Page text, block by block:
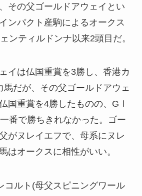
その父ゴールドアウェイとい
ンパクト産駒によるオークス
ンティルドンナ以来2頭目だ。
イは仏国重賞を3勝し、香港カ
馬だが、その父ゴールドアウェ
国重賞を4勝したものの、GⅠ
番で勝ちきれなかった。ゴー
がヌレイエフで、母系にヌレ
はオークスに相性がいい。
コルト(母父スピニングワール